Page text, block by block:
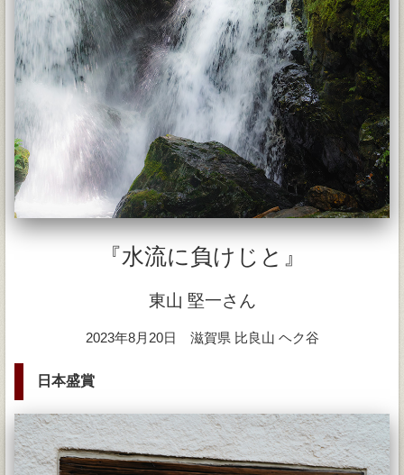
『水流に負けじと』
東山 堅一さん
2023年8月20日 滋賀県 比良山 ヘク谷
日本盛賞